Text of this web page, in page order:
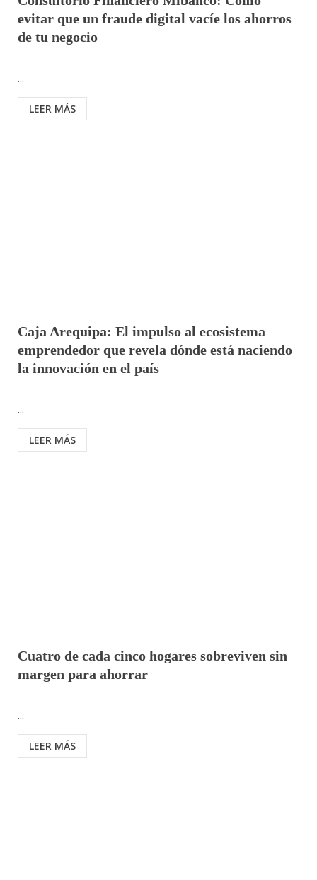
evitar que un fraude digital vacíe los ahorros
de tu negocio
...
LEER MÁS
Caja Arequipa: El impulso al ecosistema
emprendedor que revela dónde está naciendo
la innovación en el país
...
LEER MÁS
Cuatro de cada cinco hogares sobreviven sin
margen para ahorrar
...
LEER MÁS